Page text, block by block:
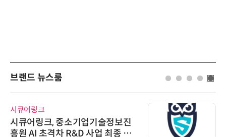
브랜드 뉴스룸
시큐어링크
시큐어링크, 중소기업기술정보진
흥원 AI 초격차 R&D 사업 최종 선